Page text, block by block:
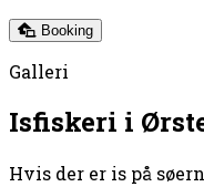
Booking
Galleri
Isfiskeri i
Hvis der er is på